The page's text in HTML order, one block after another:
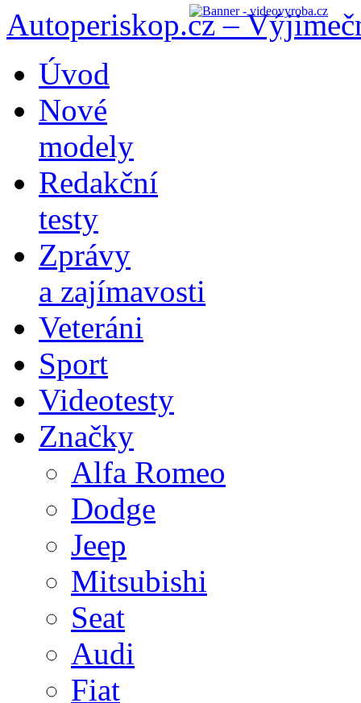
Autoperiskop.cz –
obsahu
webu
Úvod
Nové
modely
Redakční
testy
Zprávy
a zajímavosti
Veteráni
Sport
Videotesty
Značky
Alfa Romeo
Dodge
Jeep
Mitsubishi
Seat
Audi
Fiat